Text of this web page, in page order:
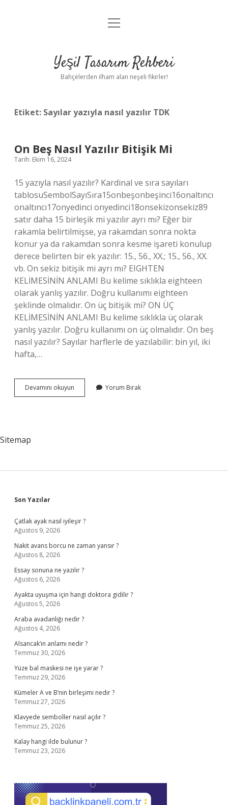
Anasayfa
Yasal Uyarı
menüyü
Yeşil Tasarım Rehberi
Bahçelerden ilham alan neşeli fikirler!
Etiket: Sayılar yazıyla nasıl yazılır TDK
On Beş Nasıl Yazılır Bitişik Mi
Tarih: Ekim 16, 2024
15 yazıyla nasıl yazılır? Kardinal ve sıra sayıları
tablosuSembolSayıSıra15onbeşonbeşinci16onaltıncı
onaltıncı17onyedinci onyedinci18onsekizonsekiz89
satır daha 15 birleşik mi yazılır ayrı mı? Eğer bir
rakamla belirtilmişse, ya rakamdan sonra nokta
konur ya da rakamdan sonra kesme işareti konulup
derece belirten bir ek yazılır: 15., 56., XX.; 15., 56., XX.
vb. On sekiz bitişik mi ayrı mı? EIGHTEN
KELİMESİNİN ANLAMI Bu kelime sıklıkla eighteen
olarak yanlış yazılır. Doğru kullanımı eighteen
şeklinde olmalıdır. On üç bitişik mi? ON ÜÇ
KELİMESİNİN ANLAMI Bu kelime sıklıkla üç olarak
yanlış yazılır. Doğru kullanımı on üç olmalıdır. On beş
nasıl yazılır? Sayılar harflerle de yazılabilir: bin yıl, iki
hafta,…
Devamını okuyun
Beş
Yorum Bırak
Sitemap
Sidebar
Son Yazılar
Çatlak ayak nasıl iyileşir ?
Ağustos 9, 2026
Nakit avans borcu ne zaman yansır ?
Ağustos 8, 2026
Essay sonuna ne yazılır ?
Ağustos 6, 2026
Ayakta uyuşma için hangi doktora gidilir ?
Ağustos 5, 2026
Araba avadanlığı nedir ?
Ağustos 4, 2026
Alsancak’ın anlamı nedir ?
Temmuz 30, 2026
Yüze bal maskesi ne işe yarar ?
Temmuz 29, 2026
Kümeler A ve B’nin birleşimi nedir ?
Temmuz 27, 2026
Klavyede semboller nasıl açılır ?
Temmuz 25, 2026
Kalay hangi ilde bulunur ?
Temmuz 23, 2026